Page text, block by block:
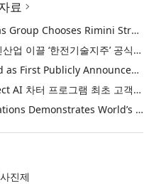
료
Khimji Ramdas Group Chooses Rimini Street to Reduce SAP Support Costs, Protect 700+ Customizations and Reinvest Savings in Innovation
한전, 에너지 신산업 이끌 ‘한전기술지주’ 공식 출범
Purina Named as First Publicly Announced NIQ ConnectAI Charter Client
닐슨IQ, Connect AI 차터 프로그램 최초 고객사 ‘퓨리나’ 선정
Power Integrations Demonstrates World’s First 2200 V GaN Technology for Next-Era High-Voltage Power Systems
진제